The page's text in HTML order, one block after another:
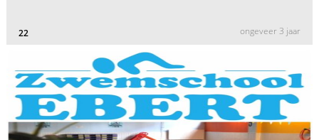
22 ongeveer 3 jaar